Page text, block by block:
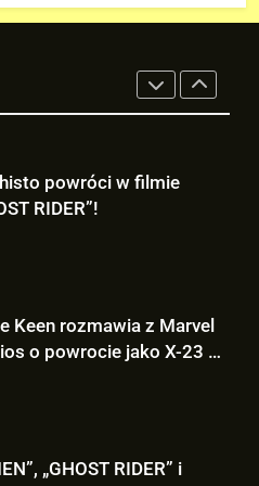
Keen rozmawia z Marvel
o powrocie jako X-23 w
„GHOST RIDER” i
PANTHER 3” – TE filmy
w 2028 roku!
wgląd na